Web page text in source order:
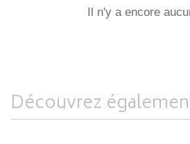
Il n'y a encore
Découvrez